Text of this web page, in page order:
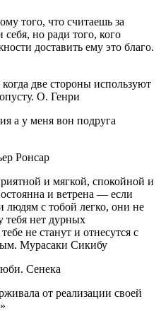
того, что считаешь за
но ради того, кого
доставить ему это благо.
две стороны используют
О. Генри
а у меня вон подруга
Ронсар
и мягкой, спокойной и
и ветрена — если
людям с тобой легко, они не
тебя нет дурных
не станут и отнесутся с
Мурасаки Сикибу
Сенека
от реализации своей